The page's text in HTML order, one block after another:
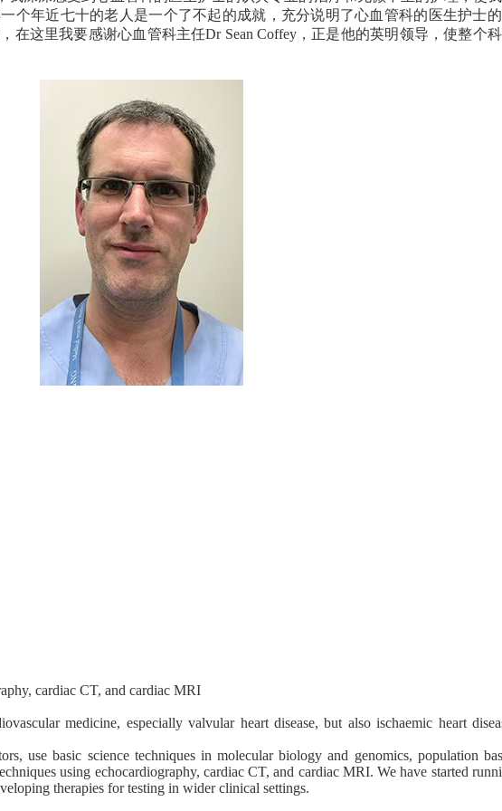
个年近七十的老人是一个了不起的成就，充分说明了心血管科的医生护士
在这里我要感谢心血管科主任Dr Sean Coffey，正是他的英明领导，使整个
cardiac CT, and cardiac MRI
medicine, especially valvular heart disease, but also ischaemic heart
use basic science techniques in molecular biology and genomics, population
using echocardiography, cardiac CT, and cardiac MRI. We have started
therapies for testing in wider clinical settings.